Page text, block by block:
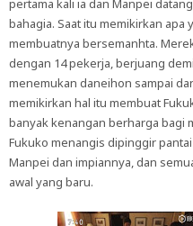
pertama kali ia dan Manpei
bahagia. Saat itu memikirkan apa
membuatnya bersemanhta.
dengan 14 pekerja, berjuang
menemukan daneihon sampai
memikirkan hal itu membuat
banyak kenangan berharga bagi
Fukuko menangis dipinggir
Manpei dan impiannya, dan
awal yang baru.